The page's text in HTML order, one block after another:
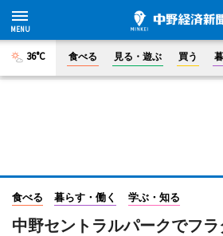
36°C 食べる 見る・遊ぶ 買う
食べる 暮らす・働く 学ぶ・知る
中野セントラルパークでフ